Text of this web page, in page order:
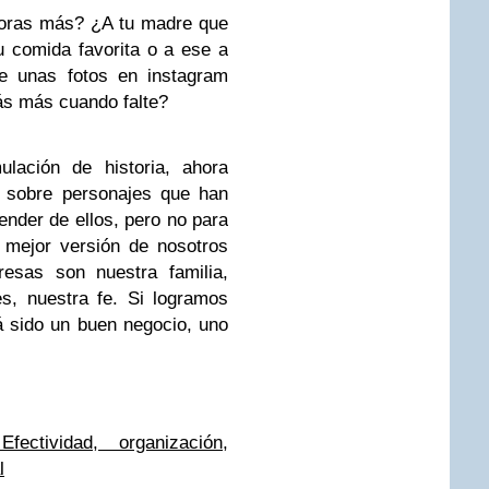
más? ¿A tu madre que
comida favorita o a ese a
unas fotos en instagram
más cuando falte?
de historia, ahora
personajes que han
de ellos, pero no para
versión de nosotros
son nuestra familia,
nuestra fe. Si logramos
sido un buen negocio, uno
organización,